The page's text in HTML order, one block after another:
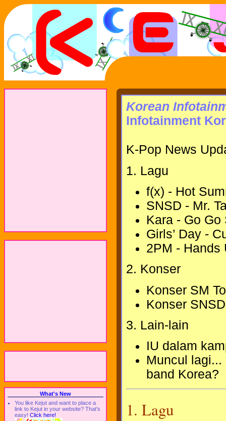
What's New
You like Kejut and want to place a
link to Kejut in your website? That's
easy! Click here!
Korean
Infotainment
K-Pop News
1. Lagu
f(x) - Hot
SNSD - Mr.
Kara - Go Go
Girls’ Day -
2PM - Hands
2. Konser
Konser SM
Konser
3. Lain-lain
IU dalam
Muncul
band Korea?
1. Lagu